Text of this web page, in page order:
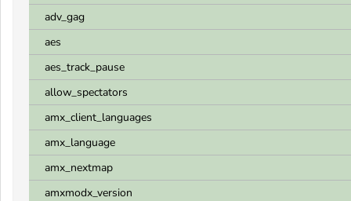
adv_gag
aes
aes_track_pause
allow_spectators
amx_client_languages
amx_language
amx_nextmap
amxmodx_version